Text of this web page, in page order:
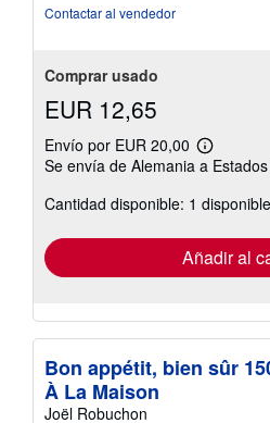
Contactar al vendedor
Comprar usado
EUR 12,65
Envío por EUR 20,00
Más
las
tarifas
envío
Se envía de Alemania a
Cantidad disponible: 1
Añadir al
Bon appétit, bien sûr
À La Maison
Joël Robuchon